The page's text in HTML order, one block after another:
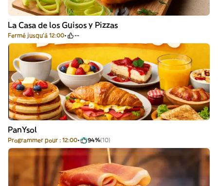
La Casa de los Guisos y Pizzas
Fermé jusqu'à 12:00 --
PanYsol
Programmer pour : 12:00 94%(10)